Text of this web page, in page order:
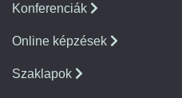
Konferenciák
Online képzések
Szaklapok